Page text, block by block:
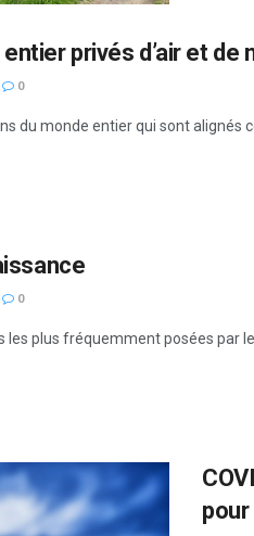
privés d’air et de
0
du monde entier qui sont alignés
0
les plus fréquemment posées par